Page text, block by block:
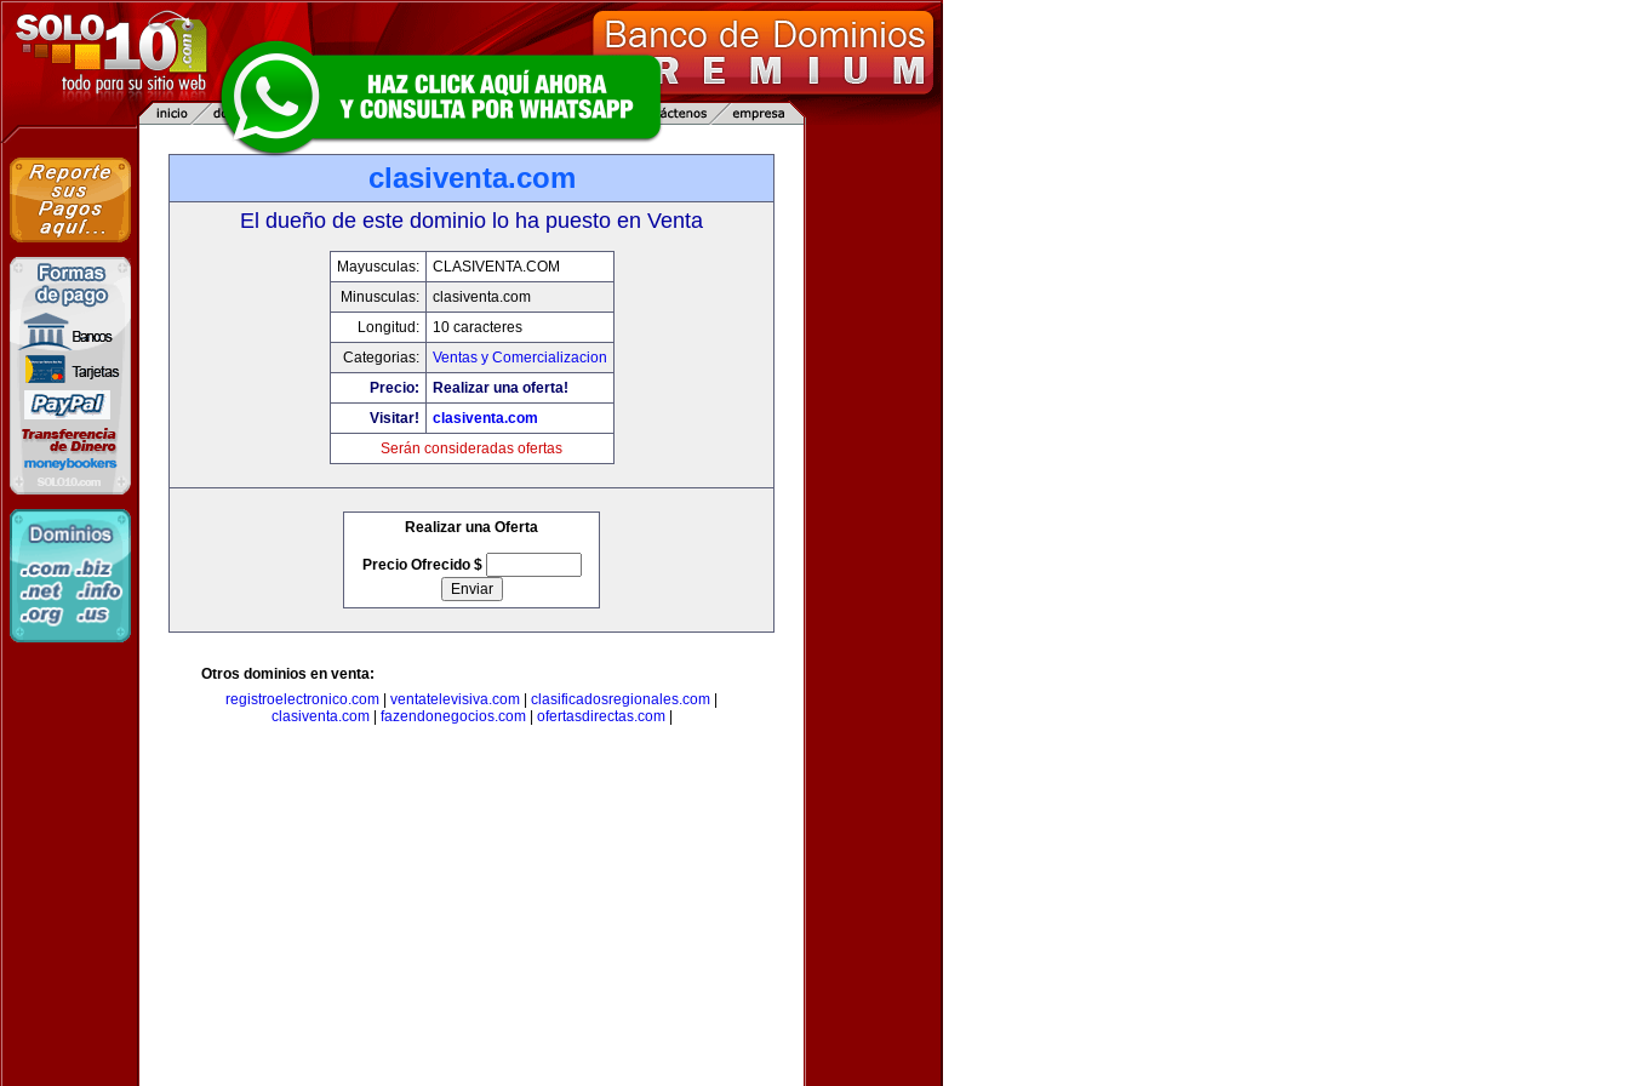
clasiventa.com
El dueño de este dominio lo ha puesto en Venta
Mayusculas:
CLASIVENTA.COM
Minusculas:
clasiventa.com
Longitud:
10 caracteres
Categorias:
Ventas y Comercializacion
Precio:
Realizar una oferta!
Visitar!
clasiventa.com
Serán consideradas ofertas
Realizar una Oferta
Precio Ofrecido $
Otros dominios en venta:
registroelectronico.com
ventatelevisiva.com clasificadosregionales.com
clasiventa.com| fazendonegocios.com| ofertasdirectas.com|